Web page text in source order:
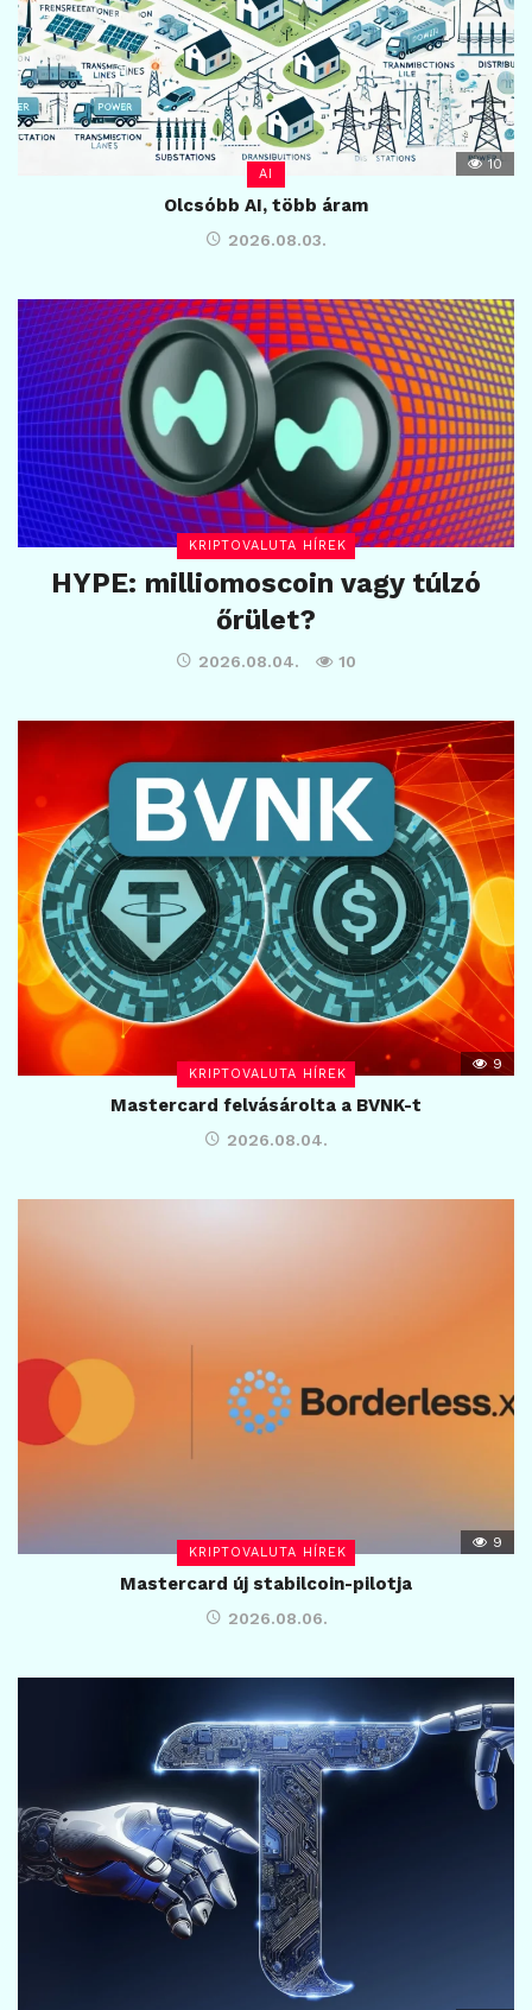
AI
10
Olcsóbb AI, több áram
2026.08.03.
KRIPTOVALUTA HÍREK
HYPE: milliomoscoin vagy túlzó
őrület?
2026.08.04. 10
KRIPTOVALUTA HÍREK
9
Mastercard felvásárolta a BVNK-t
2026.08.04.
KRIPTOVALUTA HÍREK
9
Mastercard új stabilcoin-pilotja
2026.08.06.